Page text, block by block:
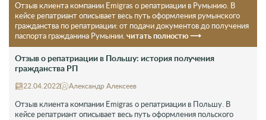
Отзыв клиента компании Emigras о репатриации в Румынию. В
кейсе репатриант описывает весь путь оформления румынского
гражданства по репатриации: от подачи документов до получения
паспорта гражданина Румынии. читать полностю ⟶
Отзыв о репатриации в Польшу: история получения
гражданства РП
22.04.2022 Александр Алексеев
Отзыв клиента компании Emigras о репатриации в Польшу. В
кейсе репатриант описывает весь путь оформления польского